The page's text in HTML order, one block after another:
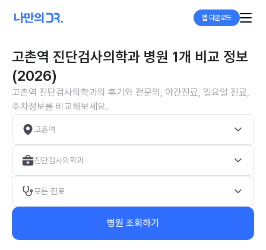
앱 다운로드
고촌역 진단검사의학과 병원 1개 비교 정보
(2026)
고촌역 진단검사의학과의 후기와 전문의, 야간진료, 일요일 진료,
주차정보를 비교해보세요.
고촌역
진단검사의학과
모든 진료
병원 조회하기